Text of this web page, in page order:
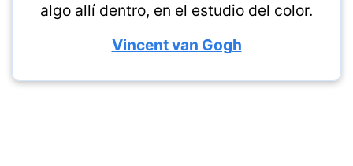
algo allí dentro, en el estudio del color.
Vincent van Gogh